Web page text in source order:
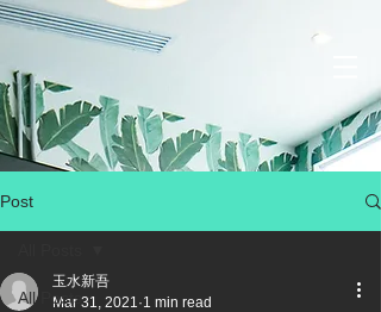
Post
All Posts
玉水新吾
Mar 31, 2021 1 min read